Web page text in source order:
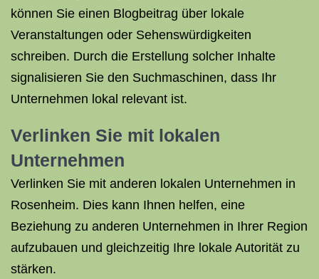
können Sie einen Blogbeitrag über lokale
Veranstaltungen oder Sehenswürdigkeiten
schreiben. Durch die Erstellung solcher Inhalte
signalisieren Sie den Suchmaschinen, dass Ihr
Unternehmen lokal relevant ist.
Verlinken Sie mit lokalen
Unternehmen
Verlinken Sie mit anderen lokalen Unternehmen in
Rosenheim. Dies kann Ihnen helfen, eine
Beziehung zu anderen Unternehmen in Ihrer Region
aufzubauen und gleichzeitig Ihre lokale Autorität zu
stärken.